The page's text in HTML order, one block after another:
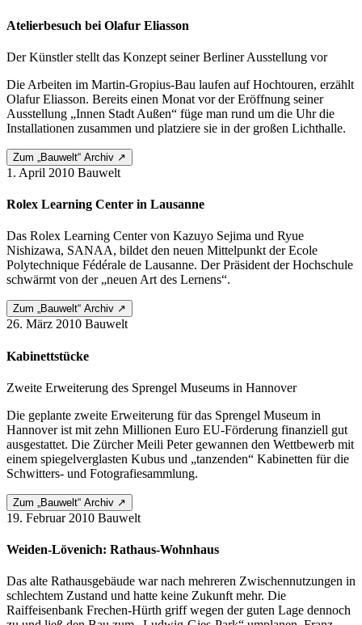
Atelierbesuch bei Olafur Eliasson
Der Künstler stellt das Konzept seiner Berliner Ausstellung vor
Die Arbeiten im Martin-Gropius-Bau laufen auf Hochtouren, erzählt
Olafur Eliasson. Bereits einen Monat vor der Eröffnung seiner
Ausstellung „Innen Stadt Außen“ füge man rund um die Uhr die
Installationen zusammen und platziere sie in der großen Lichthalle.
Zum „Bauwelt“ Archiv ↗
1. April 2010 Bauwelt
Rolex Learning Center in Lausanne
Das Rolex Learning Center von Kazuyo Sejima und Ryue
Nishizawa, SANAA, bildet den neuen Mittelpunkt der Ecole
Polytechnique Fédérale de Lausanne. Der Präsident der Hochschule
schwärmt von der „neuen Art des Lernens“.
Zum „Bauwelt“ Archiv ↗
26. März 2010 Bauwelt
Kabinettstücke
Zweite Erweiterung des Sprengel Museums in Hannover
Die geplante zweite Erweiterung für das Sprengel Museum in
Hannover ist mit zehn Millionen Euro EU-Förderung finanziell gut
ausgestattet. Die Zürcher Meili Peter gewannen den Wettbewerb mit
einem spiegelverglasten Kubus und „tanzenden“ Kabinetten für die
Schwitters- und Fotografiesammlung.
Zum „Bauwelt“ Archiv ↗
19. Februar 2010 Bauwelt
Weiden-Lövenich: Rathaus-Wohnhaus
Das alte Rathausgebäude war nach mehreren Zwischennutzungen in
schlechtem Zustand und hatte keine Zukunft mehr. Die
Raiffeisenbank Frechen-Hürth griff wegen der guten Lage dennoch